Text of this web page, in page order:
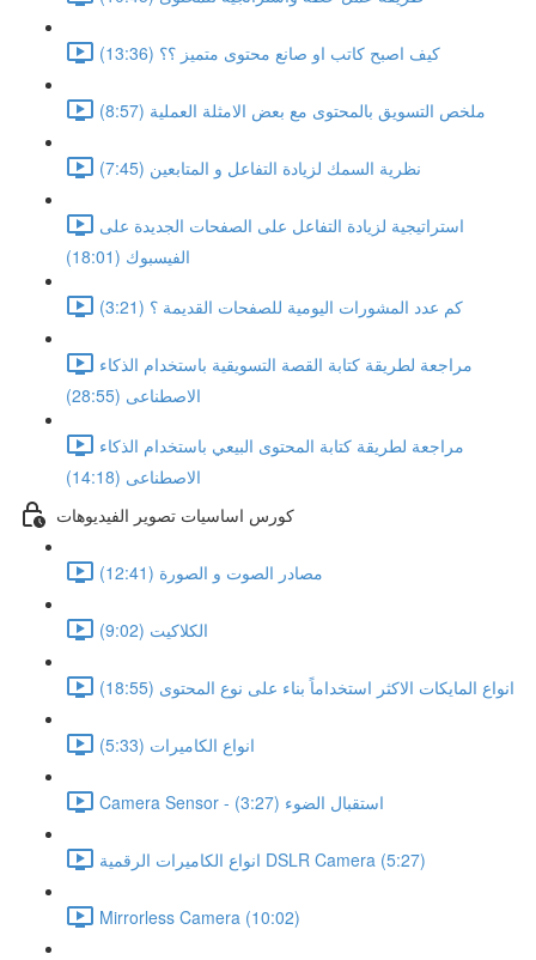
كيف اصبح كاتب او صانع محتوى متميز ؟؟ (13:36)
ملخص التسويق بالمحتوى مع بعض الامثلة العملية (8:57)
نظرية السمك لزيادة التفاعل و المتابعين (7:45)
استراتيجية لزيادة التفاعل على الصفحات الجديدة على
الفيسبوك (18:01)
كم عدد المشورات اليومية للصفحات القديمة ؟ (3:21)
مراجعة لطريقة كتابة القصة التسويقية باستخدام الذكاء
الاصطناعى (28:55)
مراجعة لطريقة كتابة المحتوى البيعي باستخدام الذكاء
الاصطناعى (14:18)
كورس اساسيات تصوير الفيديوهات
مصادر الصوت و الصورة (12:41)
الكلاكيت (9:02)
انواع المايكات الاكثر استخداماً بناء على نوع المحتوى (18:55)
انواع الكاميرات (5:33)
Camera Sensor - استقبال الضوء (3:27)
انواع الكاميرات الرقمية DSLR Camera (5:27)
Mirrorless Camera (10:02)